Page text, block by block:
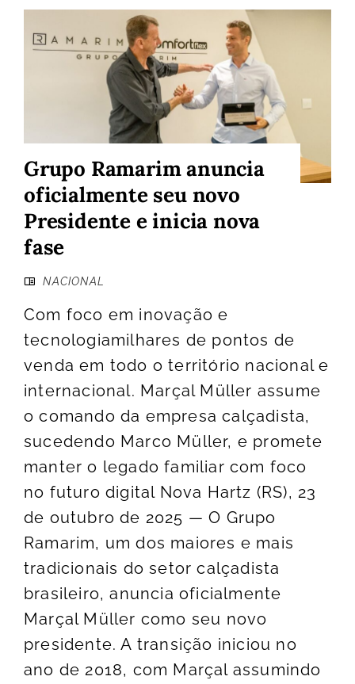
Grupo Ramarim anuncia
oficialmente seu novo
Presidente e inicia nova
fase
NACIONAL
Com foco em inovação e
tecnologiamilhares de pontos de
venda em todo o território nacional e
internacional. Marçal Müller assume
o comando da empresa calçadista,
sucedendo Marco Müller, e promete
manter o legado familiar com foco
no futuro digital Nova Hartz (RS), 23
de outubro de 2025 — O Grupo
Ramarim, um dos maiores e mais
tradicionais do setor calçadista
brasileiro, anuncia oficialmente
Marçal Müller como seu novo
presidente. A transição iniciou no
ano de 2018, com Marçal assumindo